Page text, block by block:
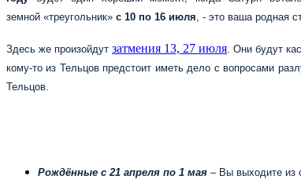
земной «треугольник» с 10 по 16 июля , - это ваша родная
Здесь же произойдутзатмения 13, 27 июля . Они будут
кому-то из Тельцов предстоит иметь дело с вопросами
Тельцов.
Рождённые с 21 апреля по 1 мая – Вы выходите из